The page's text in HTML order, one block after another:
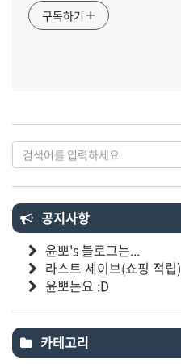
구독하기
공지사항
윤뽀's 블로그는...
라스트 세이브(쇼핑 적립)
윤뽀는요 :D
카테고리